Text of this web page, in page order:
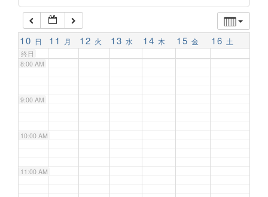
10 日 11 月 12 火 13 水 14 木 15 金 16 土
終日
7:00 AM
8:00 AM
9:00 AM
10:00 AM
11:00 AM